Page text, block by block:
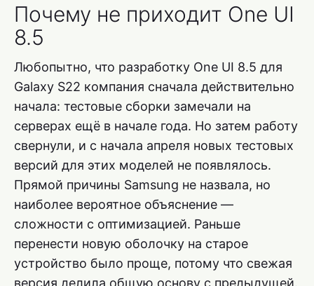
Почему не приходит One UI
8.5
Любопытно, что разработку One UI 8.5 для
Galaxy S22 компания сначала действительно
начала: тестовые сборки замечали на
серверах ещё в начале года. Но затем работу
свернули, и с начала апреля новых тестовых
версий для этих моделей не появлялось.
Прямой причины Samsung не назвала, но
наиболее вероятное объяснение —
сложности с оптимизацией. Раньше
перенести новую оболочку на старое
устройство было проще, потому что свежая
версия делила общую основу с предыдущей.